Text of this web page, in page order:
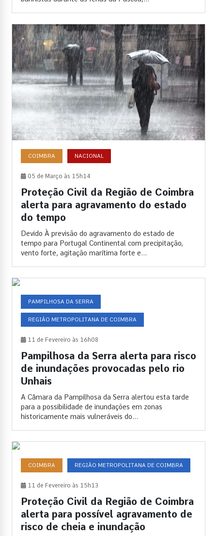
COIMBRA NACIONAL
05 de Março às 15h14
Proteção Civil da Região de Coimbra
alerta para agravamento do estado
do tempo
Devido À previsão do agravamento do estado de
tempo para Portugal Continental com precipitação,
vento forte, agitação marítima forte e...
PAMPILHOSA DA SERRA
REGIÃO METROPOLITANA DE COIMBRA
11 de Fevereiro às 16h08
Pampilhosa da Serra alerta para risco
de inundações provocadas pelo rio
Unhais
A Câmara da Pampilhosa da Serra alertou esta tarde
para a possibilidade de inundações em zonas
historicamente mais vulneráveis do...
COIMBRA REGIÃO METROPOLITANA DE COIMBRA
11 de Fevereiro às 15h13
Proteção Civil da Região de Coimbra
alerta para possível agravamento de
risco de cheia e inundação